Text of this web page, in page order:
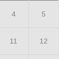
4 5
11 12